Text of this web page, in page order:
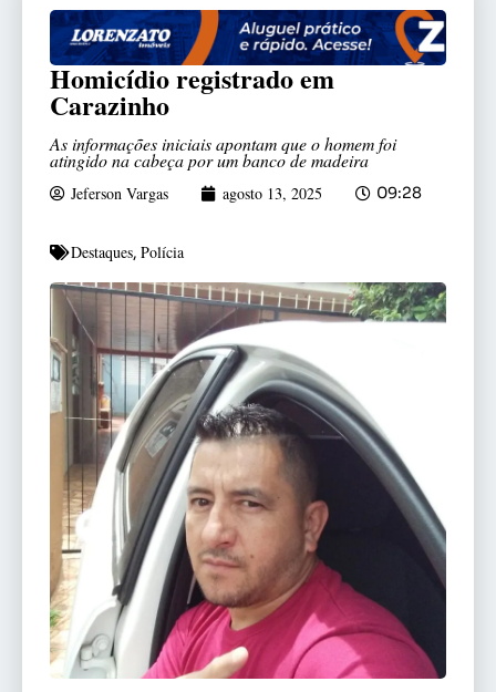
Homicídio registrado em
Carazinho
As informações iniciais apontam que o homem foi
atingido na cabeça por um banco de madeira
Jeferson Vargas agosto 13, 2025 09:28
Destaques, Polícia